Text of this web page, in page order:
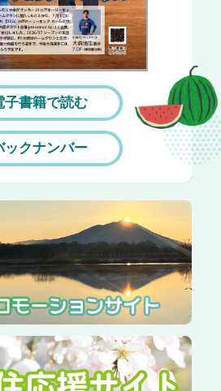
子書籍で読む
ックナンバー